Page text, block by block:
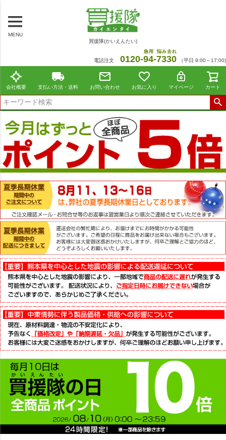
MENU
買援隊(かいえんたい)
電話注文 0120-94
急用
-7330
悩み去れ
（平日 9:00～17:00)
会社概要 支払い方法・送料 お問い合わせ お気に入り マイページ カート